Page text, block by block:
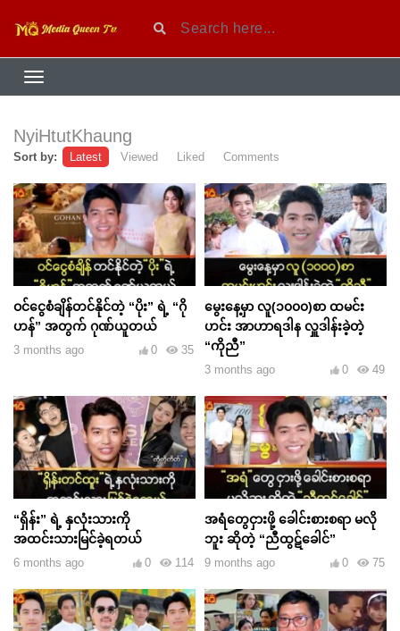
NyiHtutKhaung
Sort by: Latest Viewed Liked Comments
ဝင်ငွေစံချိန်တင်နိုင်တဲ့ “ပိုး” ရဲ့ “ဂို
ဟန်” အတွက် ဂုဏ်ယူတယ်
3 months ago 35
0
မွေးနေ့မှာ လူ(၁၀၀၀)စာ ထမင်း
ဟင်း အာဟာရဒါန လှူဒါန်းခဲ့တဲ့
“ကိုညီ”
3 months ago 49
0
“ရှိန်း” ရဲ့ နှလုံးသားကို
အထင်းသားမြင်ခဲ့ရတယ်
6 months ago 114
0
အရံတွေငှားဖို့ ခေါင်းစားစရာ မလို
ဘူး ဆိုတဲ့ “ညီထွဋ်ခေါင်”
9 months ago 75
0